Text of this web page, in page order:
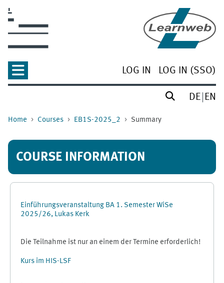
LOG IN LOG IN (SSO)
DE EN
Home Courses EB1S-2025_2 Summary
COURSE INFORMATION
Einführungsveranstaltung BA 1. Semester WiSe
2025/26, Lukas Kerk
Die Teilnahme ist nur an einem der Termine erforderlich!
Kurs im HIS-LSF